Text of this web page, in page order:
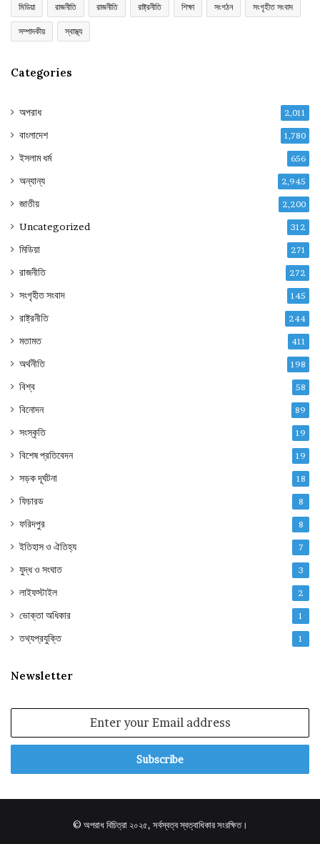
মিডিয়া রাজনীতি রাজনীতি রাষ্ট্রনীতি শিক্ষা সংগঠন সংগৃহীত সংবাদ
সম্পাদকীয় স্বাস্থ্য
Categories
অপরাধ 2,011
বাংলাদেশ 1,780
ইসলাম ধর্ম 656
অন্যান্য 2,945
জাতীয় 2,200
Uncategorized 312
মিডিয়া 271
রাজনীতি 272
সংগৃহীত সংবাদ 145
রাষ্ট্রনীতি 244
মতামত 411
অর্থনীতি 198
বিশ্ব 58
বিনোদন 89
সংস্কৃতি 19
বিশেষ প্রতিবেদন 19
সড়ক দূর্ঘটনা 18
ফিচারড 8
ফরিদপুর 8
ইতিহাস ও ঐতিহ্য 7
যুদ্ধ ও সংঘাত 3
লাইফস্টাইল 2
ভোক্তা অধিকার 1
তথ্যপ্রযুক্তি 1
Newsletter
Email
© অপরাধ বিচিত্রা ২০২৫, সর্বস্বত্ব স্বত্বাধিকার সংরক্ষিত।